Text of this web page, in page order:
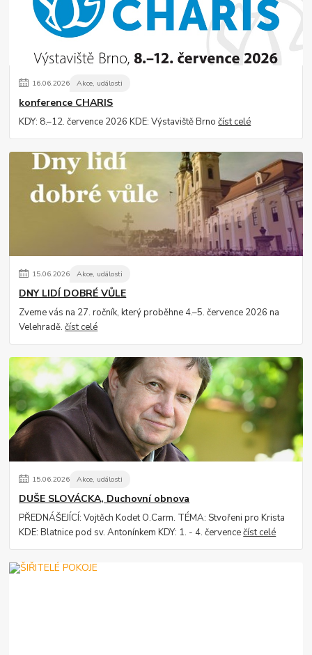
16.06.2026 Akce, události
konference CHARIS
KDY: 8.–12. července 2026 KDE: Výstaviště Brnočíst celé
15.06.2026 Akce, události
DNY LIDÍ DOBRÉ VŮLE
Zveme vás na 27. ročník, který proběhne 4.–5. července 2026 na
Velehradě.číst celé
15.06.2026 Akce, události
DUŠE SLOVÁCKA, Duchovní obnova
PŘEDNÁŠEJÍCÍ: Vojtěch Kodet O.Carm. TÉMA: Stvořeni pro Krista
KDE: Blatnice pod sv. Antonínkem KDY: 1. - 4. červencečíst celé